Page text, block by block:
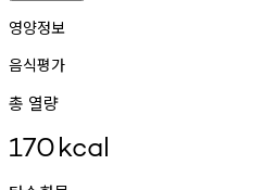
영양정보
음식평가
총 열량
170kcal